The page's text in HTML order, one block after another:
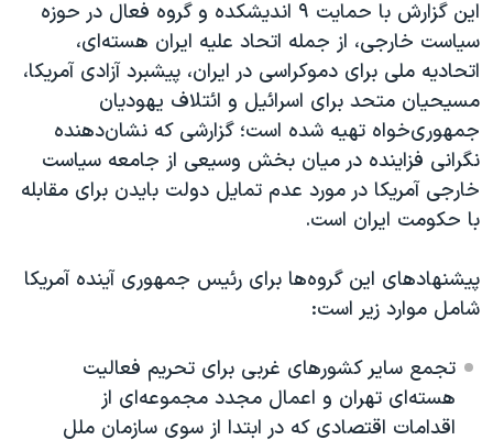
این گزارش با حمایت ۹ اندیشکده و گروه فعال در حوزه
سیاست خارجی، از جمله اتحاد علیه ایران هسته‌ای،
اتحادیه ملی برای دموکراسی در ایران، پیشبرد آزادی آمریکا،
مسیحیان متحد برای اسرائیل و ائتلاف یهودیان
جمهوری‌خواه تهیه شده است؛ گزارشی که نشان‌دهنده
نگرانی فزاینده در میان بخش وسیعی از جامعه سیاست
خارجی آمریکا در مورد عدم تمایل دولت بایدن برای مقابله
با حکومت ایران است.
پیشنهادهای این گروه‌ها برای رئیس‌ جمهوری آینده آمریکا
شامل موارد زیر است:
تجمع سایر کشورهای غربی برای تحریم فعالیت
هسته‌ای تهران و اعمال مجدد مجموعه‌ای از
اقدامات اقتصادی که در ابتدا از سوی سازمان ملل